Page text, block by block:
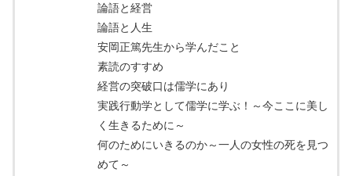
論語と経営
論語と人生
安岡正篤先生から学んだこと
素読のすすめ
経営の突破口は儒学にあり
実践行動学として儒学に学ぶ！～今ここに美し
く生きるために～
何のためにいきるのか～一人の女性の死を見つ
めて～